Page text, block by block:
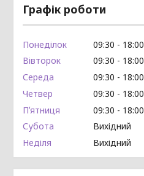
Графік роботи
Понеділок 09:30
18:00
Вівторок
09:30
18:00
Середа
09:30
18:00
Четвер
09:30
18:00
Пʼятниця
09:30
18:00
Субота
Вихідний
Неділя
Вихідний